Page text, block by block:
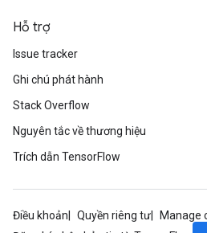
Hỗ trợ
Issue tracker
Ghi chú phát hành
Stack Overflow
Nguyên tắc về thương hiệu
Trích dẫn TensorFlow
Điều khoản Quyền riêng tư
Manage